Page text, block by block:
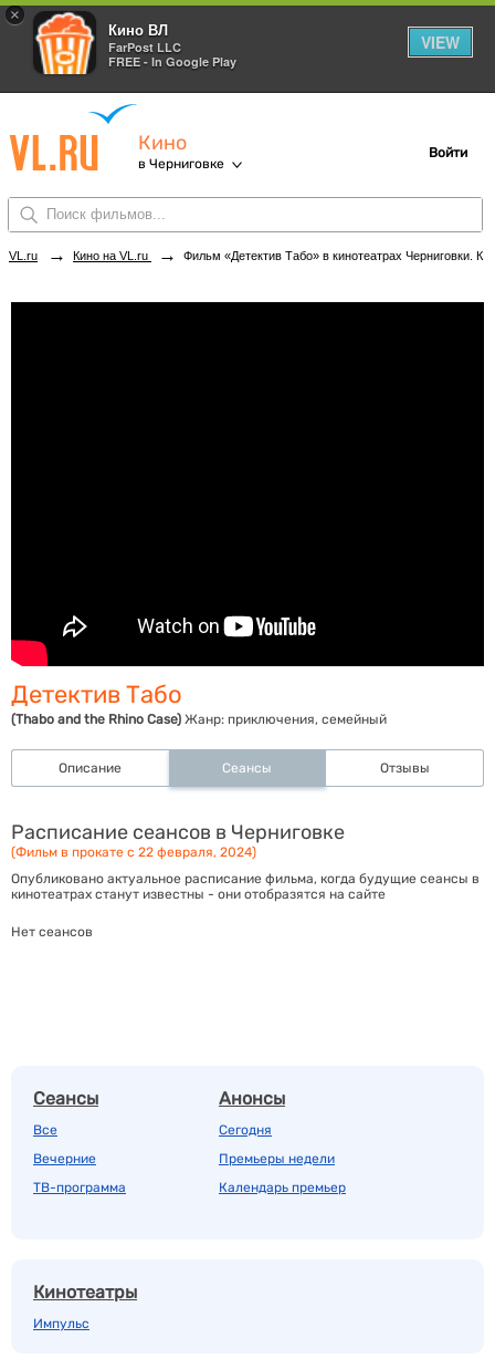
×
Кино ВЛ
FarPost LLC
FREE - In Google Play
VIEW
Кино
в Черниговке
Войти
VL.ru → Кино на VL.ru → Фильм «Детектив Табо» в кинотеатрах Черниговки. Купить билеты!
Детектив Табо
(Thabo and the Rhino Case) Жанр: приключения, семейный
Описание Сеансы Отзывы
Расписание сеансов в Черниговке
(Фильм в прокате с 22 февраля, 2024)
Опубликовано актуальное расписание фильма, когда будущие сеансы в
кинотеатрах станут известны - они отобразятся на сайте
Нет сеансов
Сеансы
Все
Вечерние
ТВ-программа
Анонсы
Сегодня
Премьеры недели
Календарь премьер
Кинотеатры
Импульс